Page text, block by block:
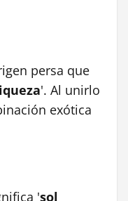
persa que
'. Al unirlo
exótica
'sol